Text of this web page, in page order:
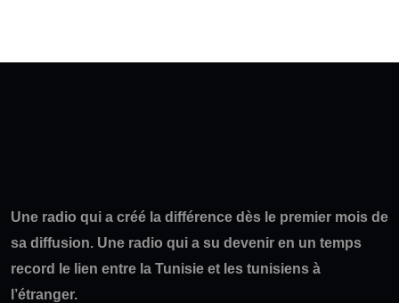
Une radio qui a créé la différence dès le premier mois de
sa diffusion. Une radio qui a su devenir en un temps
record le lien entre la Tunisie et les tunisiens à
l’étranger.